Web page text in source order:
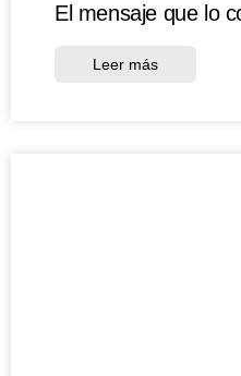
El mensaje que lo
Leer más